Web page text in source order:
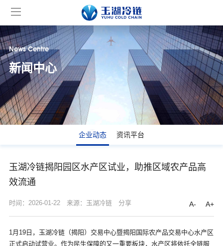
News Centre
新闻中心
企业动态 资讯平台
玉湖冷链揭阳园区水产区试业，助推区域农产品高
效流通
时间：2026-01-22 来源：玉湖冷链 分享 A- A+
1月19日，玉湖冷链（揭阳）交易中心暨揭阳国际农产品交易中心水产区
正式启动试营业。作为民生保障的又一重要板块，水产区将依托全链服